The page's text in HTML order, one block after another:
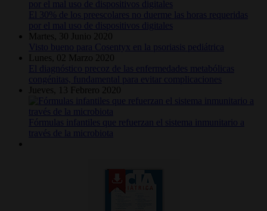
El 30% de los preescolares no duerme las horas requeridas
por el mal uso de dispositivos digitales
Martes, 30 Junio 2020
Visto bueno para Cosentyx en la psoriasis pediátrica
Lunes, 02 Marzo 2020
El diagnóstico precoz de las enfermedades metabólicas
congénitas, fundamental para evitar complicaciones
Jueves, 13 Febrero 2020
Fórmulas infantiles que refuerzan el sistema inmunitario a
través de la microbiota